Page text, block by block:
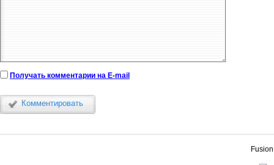
Получать комментарии на E-mail
Комментировать